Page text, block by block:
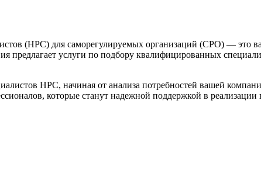
(НРС) для саморегулируемых организаций (СРО) — это
предлагает услуги по подбору квалифицированных
НРС, начиная от анализа потребностей вашей
которые станут надежной поддержкой в реализации